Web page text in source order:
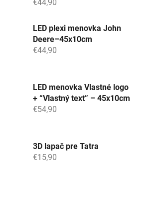
€44,90
LED plexi menovka John
Deere–45x10cm
€44,90
LED menovka Vlastné logo
+ “Vlastný text” – 45x10cm
€54,90
3D lapač pre Tatra
€15,90